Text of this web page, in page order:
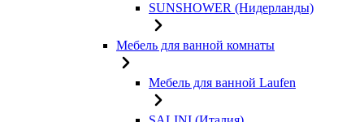
SUNSHOWER (Нидерланды)
Мебель для ванной комнаты
Мебель для ванной Laufen